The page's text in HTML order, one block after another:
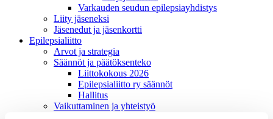
Varkauden seudun epilepsiayhdistys
Liity jäseneksi
Jäsenedut ja jäsenkortti
Epilepsialiitto
Arvot ja strategia
Säännöt ja päätöksenteko
Liittokokous 2026
Epilepsialiitto ry säännöt
Hallitus
Vaikuttaminen ja yhteistyö